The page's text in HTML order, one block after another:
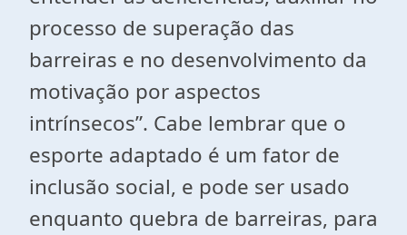
processo de superação das
barreiras e no desenvolvimento da
motivação por aspectos
intrínsecos”. Cabe lembrar que o
esporte adaptado é um fator de
inclusão social, e pode ser usado
enquanto quebra de barreiras, para